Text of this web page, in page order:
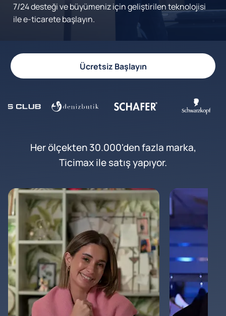
7/24 desteği ve büyümeniz için geliştirilen teknolojisi
ile e-ticarete başlayın.
Ücretsiz Başlayın
Her ölçekten 30.000'den fazla marka,
Ticimax ile satış yapıyor.